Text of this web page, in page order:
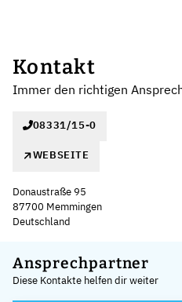
Kontakt
Immer den richtigen
08331/15-0
WEBSEITE
Donaustraße 95
87700 Memmingen
Deutschland
+
−
Ansprechpartner
Diese Kontakte helfen dir weiter